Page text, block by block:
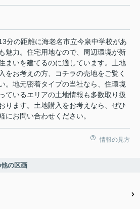
分の距離に海老名市立今泉中学校があ
魅力。住宅用地なので、周辺環境が新
まいを建てるのに適しています。土地
をお考えの方、コチラの売地をご覧く
。地元密着タイプの当社なら、住環境
ているエリアの土地情報も多数取り扱
ります。土地購入をお考えなら、ぜひ
にお問い合わせください。
情報の見方
の区画